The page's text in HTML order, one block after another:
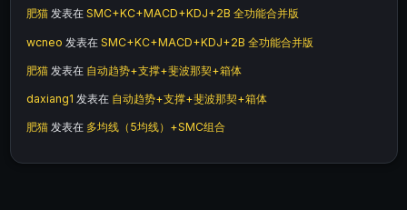
肥猫 发表在 SMC+KC+MACD+KDJ+2B 全功能合并版
wcneo 发表在 SMC+KC+MACD+KDJ+2B 全功能合并版
肥猫 发表在 自动趋势+支撑+斐波那契+箱体
daxiang1 发表在 自动趋势+支撑+斐波那契+箱体
肥猫 发表在 多均线（5均线）+SMC组合